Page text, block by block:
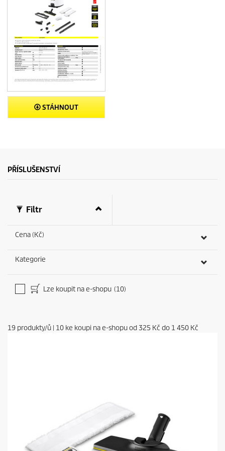
STÁHNOUT
PŘÍSLUŠENSTVÍ
Filtr
Cena (Kč)
Kategorie
Lze koupit na e-shopu (10)
19 produkty/ů | 10 ke koupi na e-shopu od 325 Kč do 1 450 Kč